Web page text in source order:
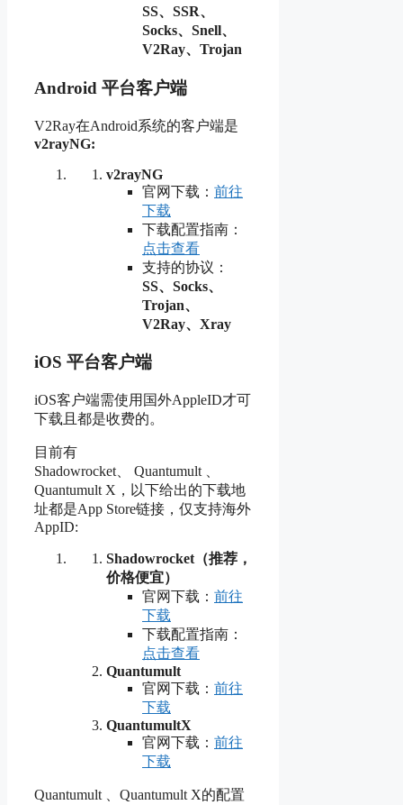
SS、SSR、
Socks、Snell、
V2Ray、Trojan
Android 平台客户端
V2Ray在Android系统的客户端是
v2rayNG:
v2rayNG
官网下载： 前往
下载
下载配置指南：
点击查看
支持的协议：
SS、Socks、
Trojan、
V2Ray、Xray
iOS 平台客户端
iOS客户端需使用国外AppleID才可
下载且 都是收费的。
目前有
Shadowrocket
Quantumult
Quantumult X，以下给出的下载地
址都是App Store链接，仅支持海外
AppID:
Shadowrocket（推荐，
价格便宜）
官网下载： 前往
下载
下载配置指南：
点击查看
Quantumult
官网下载： 前往
下载
QuantumultX
官网下载： 前往
下载
Quantumult
Quantumult X的配置